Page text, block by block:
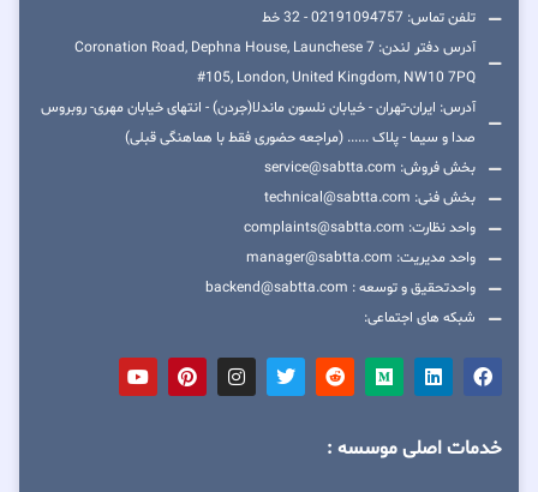
تلفن تماس: 02191094757 - 32 خط
آدرس دفتر لندن: 7 Coronation Road, Dephna House, Launchese
#105, London, United Kingdom, NW10 7PQ
آدرس: ایران-تهران - خیابان نلسون ماندلا(جردن) - انتهای خیابان مهری- روبروس
صدا و سیما - پلاک ...... (مراجعه حضوری فقط با هماهنگی قبلی)
بخش فروش: service@sabtta.com
بخش فنی: technical@sabtta.com
واحد نظارت: complaints@sabtta.com
واحد مدیریت: manager@sabtta.com
واحدتحقیق و توسعه : backend@sabtta.com
شبکه های اجتماعی:
خدمات اصلی موسسه :